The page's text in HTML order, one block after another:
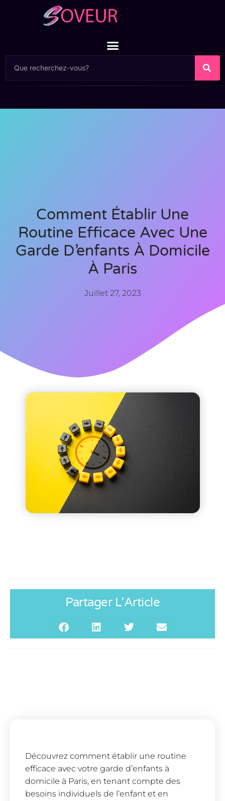
Comment Établir Une
Routine Efficace Avec Une
Garde D’enfants À Domicile
À Paris
Juillet 27, 2023
Partager L'Article
Découvrez comment établir une routine
efficace avec votre garde d’enfants à
domicile à Paris, en tenant compte des
besoins individuels de l’enfant et en